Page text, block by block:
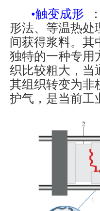
•触变成形
形法、等温热处
间获得浆料。其
独特的一种专用
织比较粗大，当
其组织转变为非
护气，是当前工